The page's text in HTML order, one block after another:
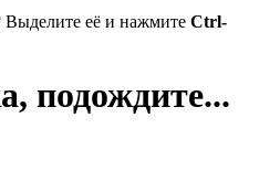
Выделите её и нажмите Ctrl-
подождите...